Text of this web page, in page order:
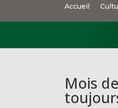
Accueil
Mois